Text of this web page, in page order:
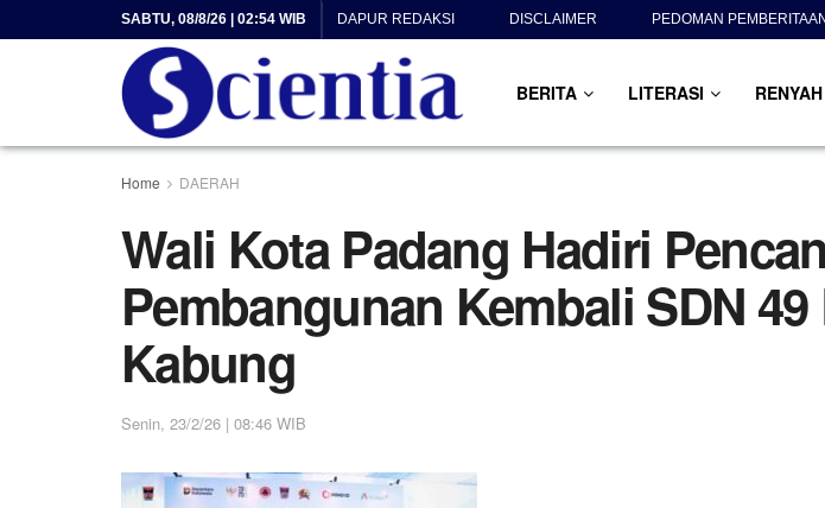
SABTU, 08/8/26 | 02:54 WIB DAPUR REDAKSI DISCLAIMER PEDOMAN
BERITA LITERASI RENYAH
Home DAERAH
Wali Kota Padang Hadiri
Pembangunan Kembali SDN
Kabung
Senin, 23/2/26 | 08:46 WIB